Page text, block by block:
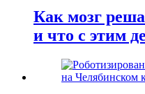
Как мозг
и что с этим